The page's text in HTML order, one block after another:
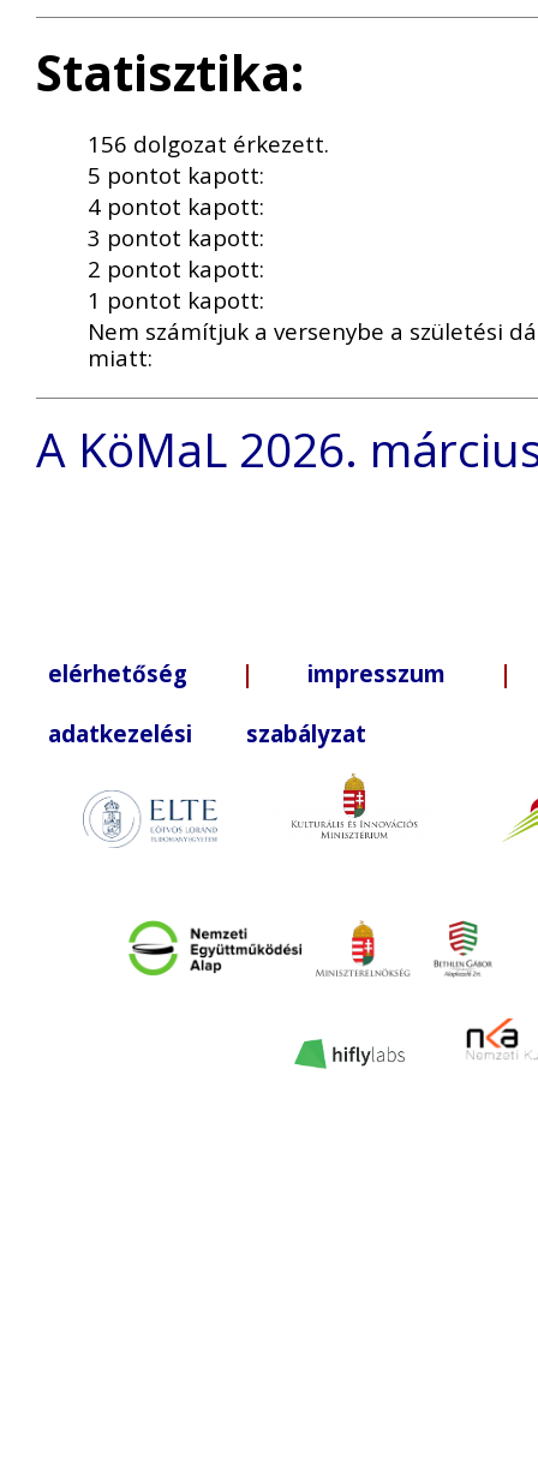
Statisztika:
156 dolgozat érkezett.
5 pontot kapott:
4 pontot kapott:
3 pontot kapott:
2 pontot kapott:
1 pontot kapott:
Nem számítjuk a versenybe a születési
miatt:
A KöMaL 2026.
elérhetőség | impresszum |
adatkezelési szabályzat